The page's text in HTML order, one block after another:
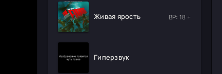
Живая ярость ВР: 18 +
Гиперзвук